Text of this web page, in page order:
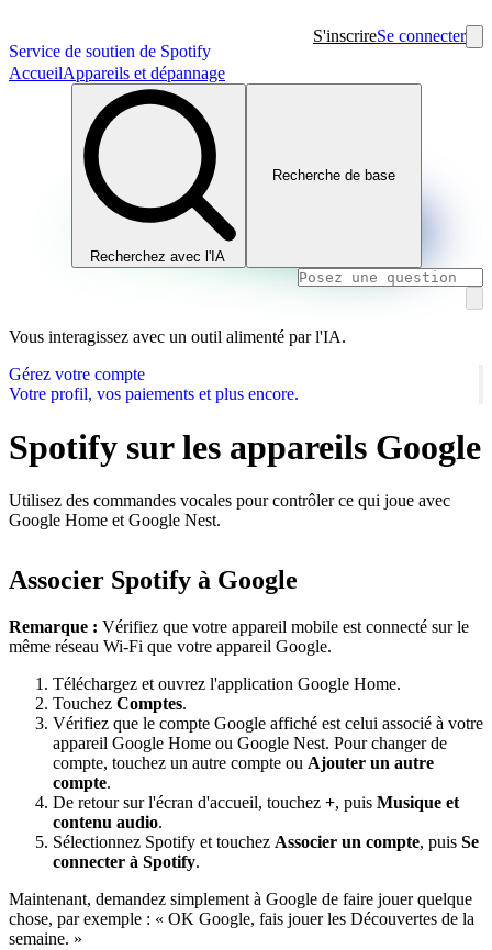
Service de soutien de Spotify
S'inscrireSe connecter
AccueilAppareils et dépannage
Recherchez avec l'IA
Recherche de base
Vous interagissez avec un outil alimenté par l'IA.
Gérez votre compte
Votre profil, vos paiements et plus encore.
Spotify sur les appareils Google
Utilisez des commandes vocales pour contrôler ce qui joue avec
Google Home et Google Nest.
Associer Spotify à Google
Remarque : Vérifiez que votre appareil mobile est connecté sur le
même réseau Wi-Fi que votre appareil Google.
Téléchargez et ouvrez l'application Google Home.
Touchez Comptes.
Vérifiez que le compte Google affiché est celui associé à votre
appareil Google Home ou Google Nest. Pour changer de
compte, touchez un autre compte ou Ajouter un autre
compte.
De retour sur l'écran d'accueil, touchez +, puis Musique et
contenu audio.
Sélectionnez Spotify et touchez Associer un compte, puis Se
connecter à Spotify.
Maintenant, demandez simplement à Google de faire jouer quelque
chose, par exemple : « OK Google, fais jouer les Découvertes de la
semaine. »